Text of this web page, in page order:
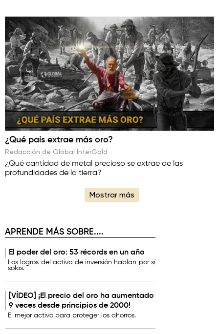
APRENDE MÁS SOBRE....
El poder del oro: 53 récords en un año
Los logros del activo de inversión hablan por sí
solos.
[VÍDEO] ¡El precio del oro ha aumentado
9 veces desde principios de 2000!
El mejor activo para proteger los ahorros.
¿Qué país extrae más oro?
Redacción de Global InterGold
¿Qué cantidad de metal precioso se extrae de las
profundidades de la tierra?
Mostrar más